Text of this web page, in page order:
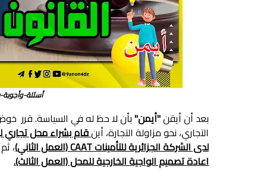
أسئلة-
بعد أن أيقن"أيمن"بأن لا حظ له في السياسة. قرر
التجاري، نحو مزاولة التجارة، أينقام بشراء محل تجاري
لدى الشركة الجزائرية للتأمينات CAAT (العمل الثاني)
،
اعادة تصميم الواجية الخارجية للمحل (العمل الثالث).